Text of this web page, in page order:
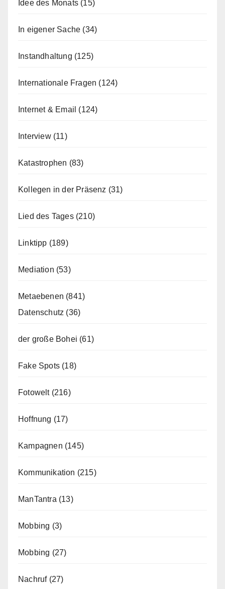
Idee des Monats (15)
In eigener Sache (34)
Instandhaltung (125)
Internationale Fragen (124)
Internet & Email (124)
Interview(11)
Katastrophen (83)
Kollegen in der Präsenz (31)
Lied des Tages(210)
Linktipp (189)
Mediation (53)
Metaebenen (841)
Datenschutz (36)
der große Bohei (61)
Fake Spots (18)
Fotowelt(216)
Hoffnung (17)
Kampagnen (145)
Kommunikation (215)
ManTantra (13)
Mobbing (3)
Mobbing (27)
Nachruf(27)